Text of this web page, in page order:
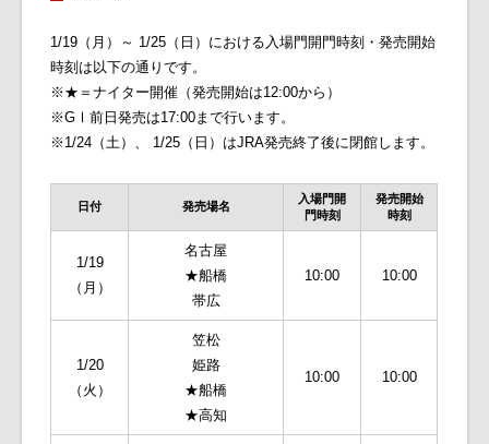
1/19（月）～ 1/25（日）における入場門開門時刻・発売開始
時刻は以下の通りです。
※★＝ナイター開催（発売開始は12:00から）
※GⅠ前日発売は17:00まで行います。
※1/24（土）、 1/25（日）はJRA発売終了後に閉館します。
日付 発売場名
入場門開
門時刻
発売開始
時刻
1/19
（月）
名古屋
★船橋
帯広
10:00 10:00
1/20
（火）
笠松
姫路
★船橋
★高知
10:00 10:00